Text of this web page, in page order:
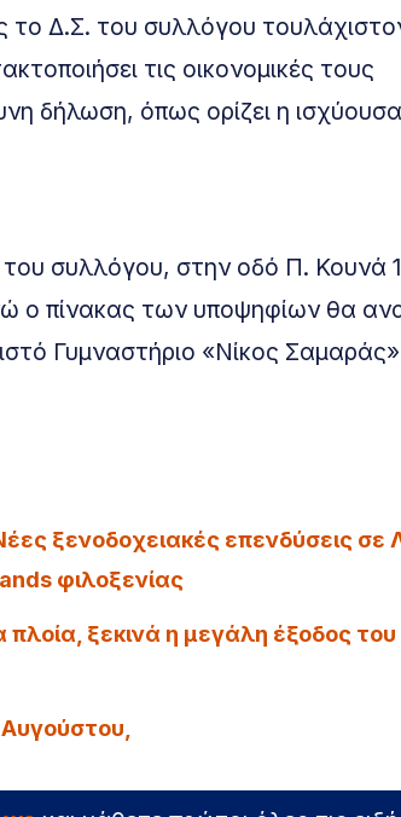
το Δ.Σ. του συλλόγου
τις οικονομικές τους
δήλωση, όπως ορίζει η ισχύουσα
συλλόγου, στην οδό Π. Κουνά
ο πίνακας των υποψηφίων θα
Γυμναστήριο «Νίκος
ξενοδοχειακές επενδύσεις σε
φιλοξενίας
ξεκινά η μεγάλη έξοδος του